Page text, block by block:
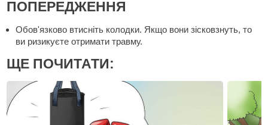
ПОПЕРЕДЖЕННЯ
Обов'язково втисніть колодки. Якщо вони зісковзнуть, то
ви ризикуєте отримати травму.
ЩЕ ПОЧИТАТИ: